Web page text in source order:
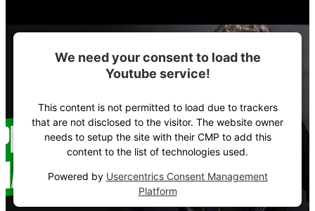
We need your consent to load the
Youtube service!
This content is not permitted to load due to trackers
that are not disclosed to the visitor. The website owner
needs to setup the site with their CMP to add this
content to the list of technologies used.
Powered by Usercentrics Consent Management
Platform